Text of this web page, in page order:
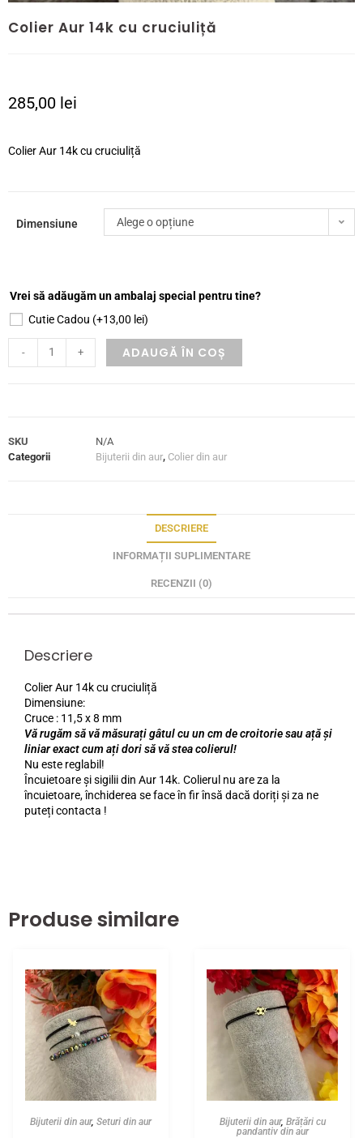
Colier Aur 14k cu cruciuliță
285,00 lei
Colier Aur 14k cu cruciuliță
Dimensiune Alege o opțiune
Vrei să adăugăm un ambalaj special pentru tine?
Cutie Cadou (+13,00 lei)
- + ADAUGĂ ÎN COȘ
SKU
N/A
Categorii
Bijuterii din aur, Colier din aur
DESCRIERE
INFORMAȚII SUPLIMENTARE
RECENZII (0)
Descriere
Colier Aur 14k cu cruciuliță
Dimensiune:
Cruce : 11,5 x 8 mm
Vă rugăm să vă măsurați gâtul cu un cm de croitorie sau ață și
liniar exact cum ați dori să vă stea colierul!
Nu este reglabil!
Încuietoare și sigilii din Aur 14k. Colierul nu are za la
încuietoare, închiderea se face în fir însă dacă doriți și za ne
puteți contacta !
Produse similare
Bijuterii din aur, Seturi din aur Bijuterii din aur, Brățări cu
pandantiv din aur